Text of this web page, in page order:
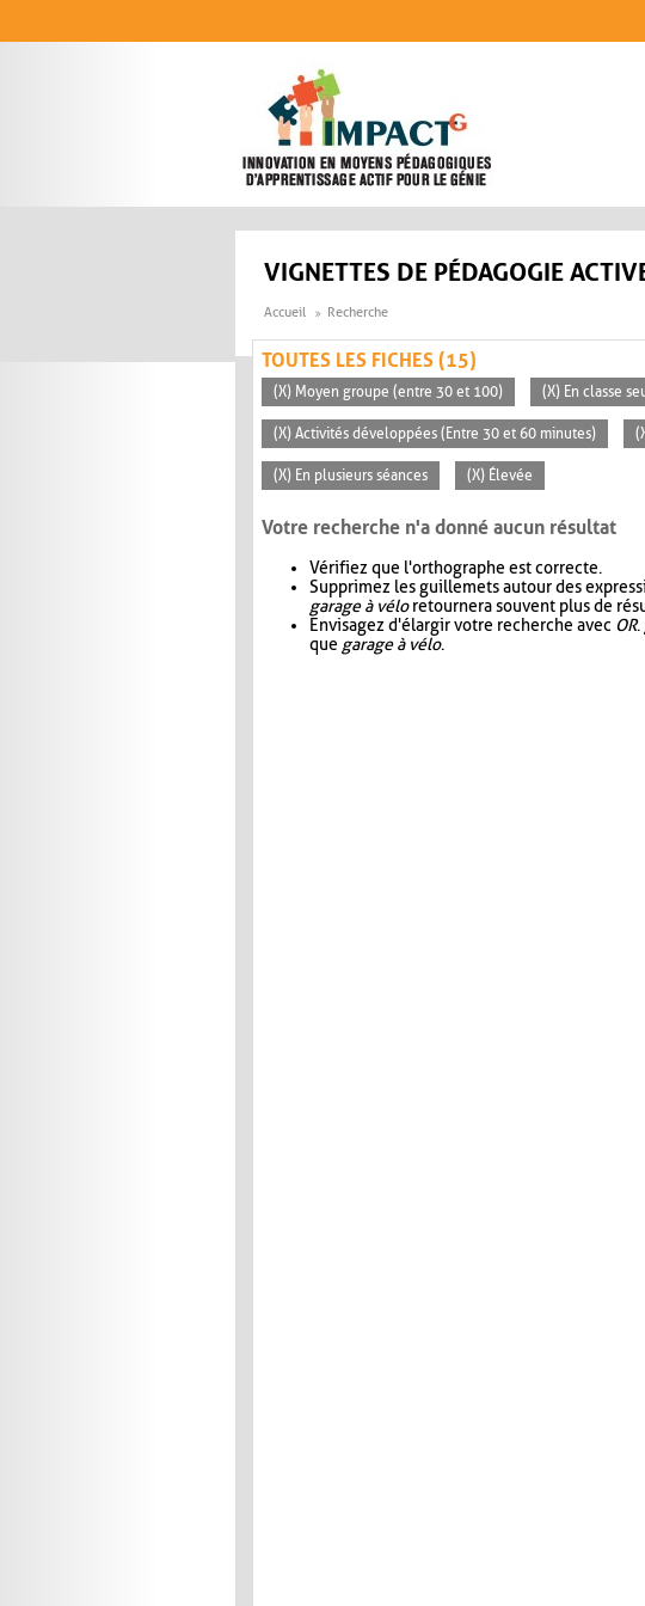
VIGNETTES DE PÉDAGOGIE
Accueil Recherche
TOUTES LES FICHES (15)
(X) Moyen groupe (entre 30 et 100) (X) En classe
(X) Activités développées (Entre 30 et 60 minutes)
(X) En plusieurs séances (X) Élevée
Votre recherche n'a donné aucun résultat
Vérifiez que l'orthographe est correcte.
Supprimez les guillemets autour des
garage à véloretournera souvent plus de
Envisagez d'élargir votre recherche avec OR.
que garage à vélo.